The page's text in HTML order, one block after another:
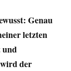
Genau
letzten
und
der